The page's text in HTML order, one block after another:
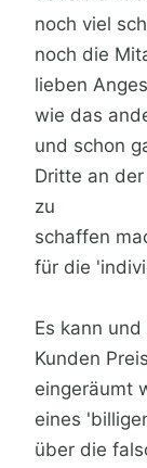
noch viel
noch die
lieben
wie das
und schon
Dritte an
zu
schaffen
für die
Es kann
Kunden
eingeräumt
eines
über die